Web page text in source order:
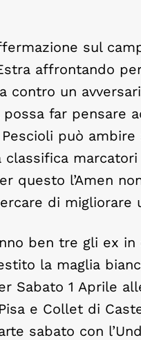
sul
affrontando
contro un
far pensare
può
classifica
questo l’Amen
di migliorare
ben tre gli ex
la maglia
Sabato 1 Aprile
e Collet di
sabato con